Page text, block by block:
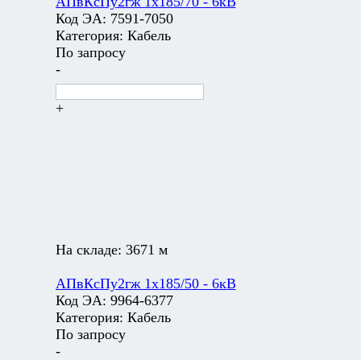
Код ЭА: 7591-7050
Категория: Кабель
По запросу
-
+
На складе: 3671 м
АПвКсПу2гж 1х185/50 - 6кВ
Код ЭА: 9964-6377
Категория: Кабель
По запросу
-